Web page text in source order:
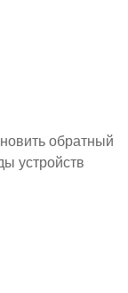
обратный
устройств